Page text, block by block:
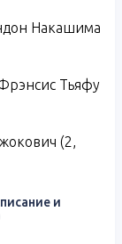
Накашима
Тьяфу
(2,
и